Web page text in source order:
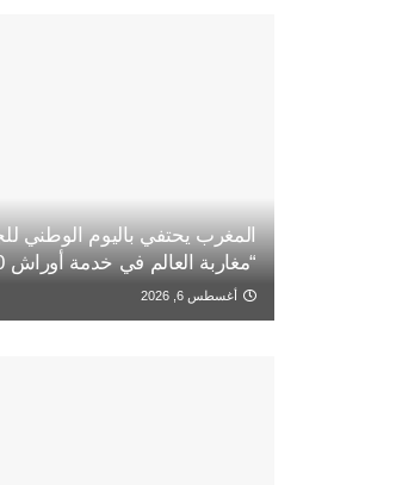
المغرب يحتفي باليوم الوطني
“مغاربة العالم في خدمة أوراش 2030”
أغسطس 6, 2026